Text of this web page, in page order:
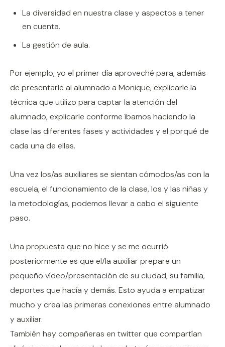
La diversidad en nuestra clase y aspectos a tener
en cuenta.
La gestión de aula.
Por ejemplo, yo el primer día aproveché para, además
de presentarle al alumnado a Monique, explicarle la
técnica que utilizo para captar la atención del
alumnado, explicarle conforme íbamos haciendo la
clase las diferentes fases y actividades y el porqué de
cada una de ellas.
Una vez los/as auxiliares se sientan cómodos/as con la
escuela, el funcionamiento de la clase, los y las niñas y
la metodologías, podemos llevar a cabo el siguiente
paso.
Una propuesta que no hice y se me ocurrió
posteriormente es que el/la auxiliar prepare un
pequeño vídeo/presentación de su ciudad, su familia,
deportes que hacía y demás. Esto ayuda a empatizar
mucho y crea las primeras conexiones entre alumnado
y auxiliar.
También hay compañeras en twitter que compartían